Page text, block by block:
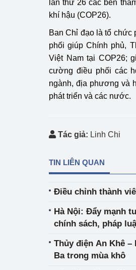
lần thứ 26 các bên
khí hậu (COP26).
Ban Chỉ đạo là tổ chức
phối giúp Chính phủ,
Việt Nam tại COP26;
cường điều phối các
ngành, địa phương và
phát triển và các nước.
Tác giả: Linh Chi
TIN LIÊN QUAN
Điều chỉnh thành
Hà Nội: Đẩy mạnh
chính sách, pháp
Thủy điện An Khê –
Ba trong mùa khô